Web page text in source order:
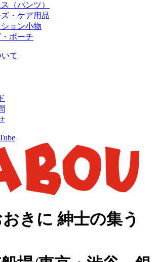
（パンツ）
・ケア用品
ョン小物
ポーチ
て
きに 紳士の集う